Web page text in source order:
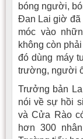
bóng người,
Ðan Lai giờ đã
móc vào
không còn
đó dùng máy
trường, người
Trưởng bản
nói về sự hồi
và Cửa Rào
hơn 300